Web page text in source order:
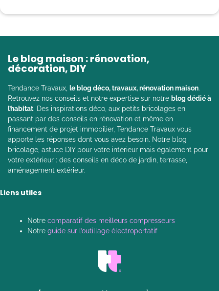
Le blog maison : rénovation,
décoration, DIY
Tendance Travaux, le blog déco, travaux, rénovation maison.
Retrouvez nos conseils et notre expertise sur notre blog dédié à
l’habitat. Des inspirations déco, aux petits bricolages en
passant par des conseils en rénovation et même en
financement de projet immobilier, Tendance Travaux vous
apporte les réponses dont vous avez besoin. Notre blog
bricolage, astuce DIY pour votre intérieur mais également pour
votre extérieur : des conseils en déco de jardin, terrasse,
aménagement extérieur.
Liens utiles
Notre comparatif des meilleurs compresseurs
Notre guide sur l’outillage électroportatif